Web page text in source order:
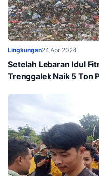
Lingkungan24 Apr 2024
Setelah Lebaran Idul
Trenggalek Naik 5 Ton